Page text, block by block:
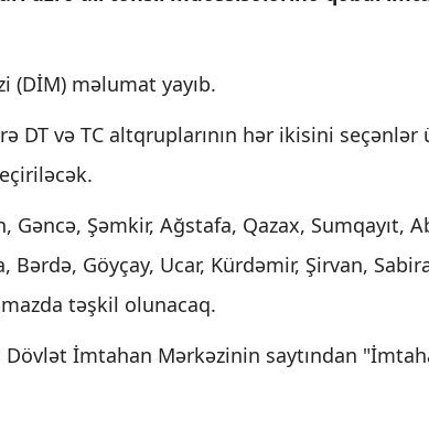
(DİM) məlumat yayıb.
və TC altqruplarının hər ikisini seçənlər
Gəncə, Şəmkir, Ağstafa, Qazax, Sumqayıt,
Bərdə, Göyçay, Ucar, Kürdəmir, Şirvan,
təşkil olunacaq.
İmtahan Mərkəzinin saytından